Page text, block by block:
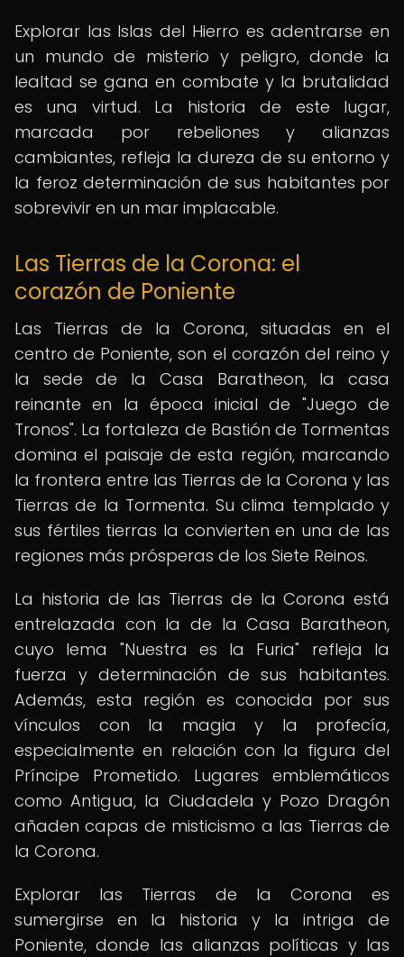
Explorar las Islas del Hierro es adentrarse en
un mundo de misterio y peligro, donde la
lealtad se gana en combate y la brutalidad
es una virtud. La historia de este lugar,
marcada por rebeliones y alianzas
cambiantes, refleja la dureza de su entorno y
la feroz determinación de sus habitantes por
sobrevivir en un mar implacable.
Las Tierras de la Corona: el
corazón de Poniente
Las Tierras de la Corona, situadas en el
centro de Poniente, son el corazón del reino y
la sede de la Casa Baratheon, la casa
reinante en la época inicial de "Juego de
Tronos". La fortaleza de Bastión de Tormentas
domina el paisaje de esta región, marcando
la frontera entre las Tierras de la Corona y las
Tierras de la Tormenta. Su clima templado y
sus fértiles tierras la convierten en una de las
regiones más prósperas de los Siete Reinos.
La historia de las Tierras de la Corona está
entrelazada con la de la Casa Baratheon,
cuyo lema "Nuestra es la Furia" refleja la
fuerza y determinación de sus habitantes.
Además, esta región es conocida por sus
vínculos con la magia y la profecía,
especialmente en relación con la figura del
Príncipe Prometido. Lugares emblemáticos
como Antigua, la Ciudadela y Pozo Dragón
añaden capas de misticismo a las Tierras de
la Corona.
Explorar las Tierras de la Corona es
sumergirse en la historia y la intriga de
Poniente, donde las alianzas políticas y las